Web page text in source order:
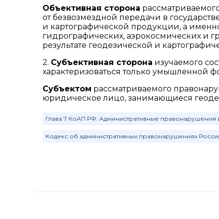
Объективная сторона
от безвозмездной передачи в
и картографической продукции, а
гидрографических, аэрокосмических и
результате геодезической и
2. Субъективная сторона изучаемого
характеризоваться только умышленной
Субъектом рассматриваемого
юридическое лицо, занимающиеся
Глава 7 КоАП РФ: Административные правонарушения
Кодекс об административных правонарушениях